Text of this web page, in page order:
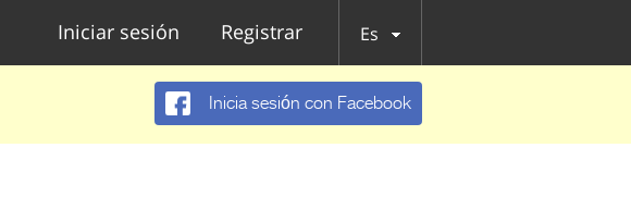
Iniciar sesión Registrar Es
Inicia sesión con Facebook